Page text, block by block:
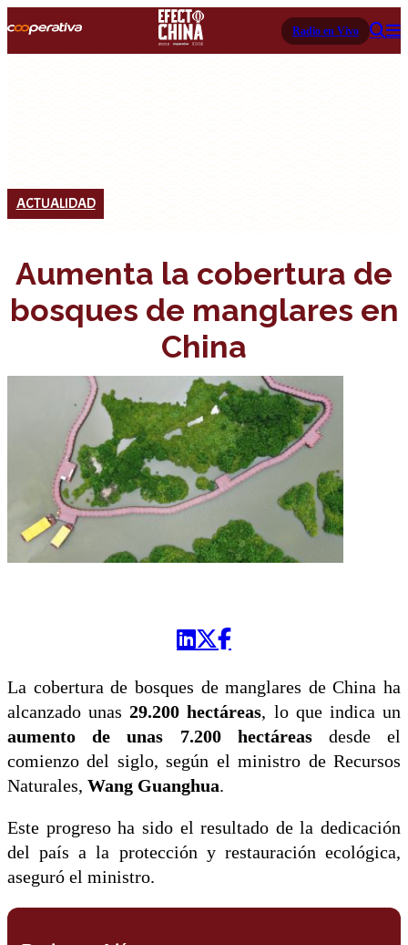
Radio en Vivo
ACTUALIDAD
Aumenta la cobertura de
bosques de manglares en
China
La cobertura de bosques de manglares de China ha
alcanzado unas29.200 hectáreas, lo que indica un
aumento de unas 7.200 hectáreasdesde el
comienzo del siglo, según el ministro de Recursos
Naturales, Wang Guanghua.
Este progreso ha sido el resultado de la dedicación
del país a la protección y restauración ecológica,
aseguró el ministro.